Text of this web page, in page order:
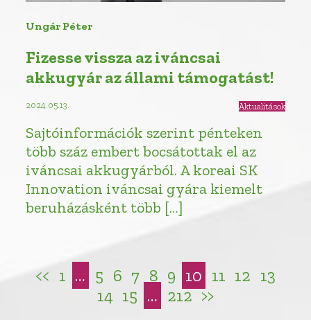
Ungár Péter
Fizesse vissza az iváncsai
akkugyár az állami támogatást!
2024.05.13. Aktualitások
Sajtóinformációk szerint pénteken
több száz embert bocsátottak el az
iváncsai akkugyárból. A koreai SK
Innovation iváncsai gyára kiemelt
beruházásként több […]
<< 1 … 5 6 7 8 9 10 11 12 13
14 15 … 212 >>